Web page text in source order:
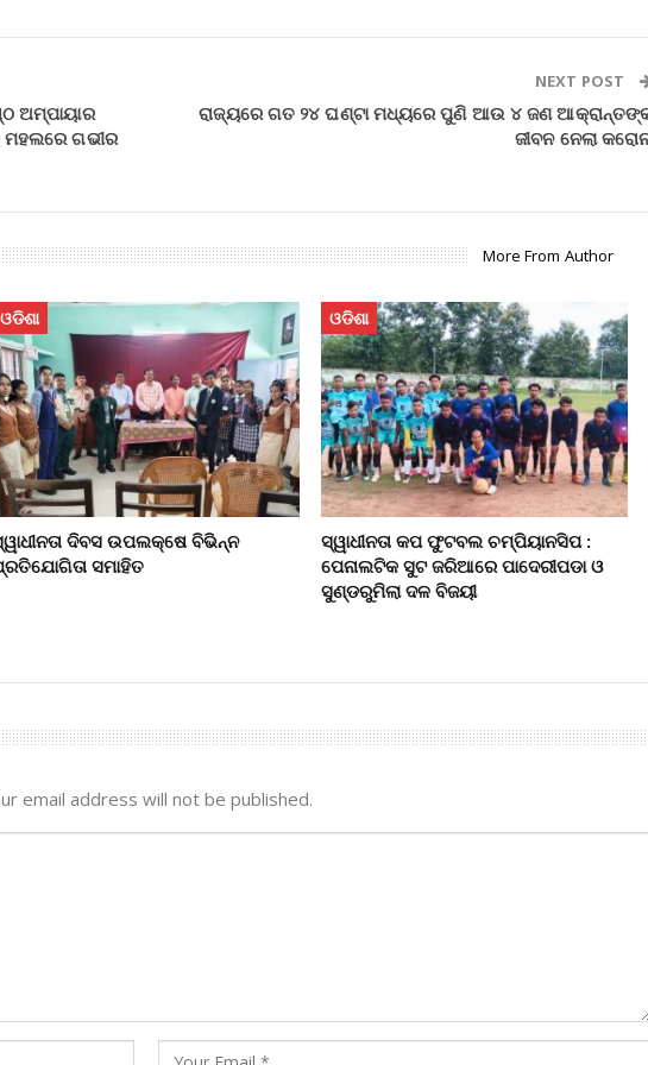
ଅମ୍ପାୟାର
ମହଲରେ ଗଭୀର
NEXT POST
ରାଜ୍ୟରେ ଗତ ୨୪ ଘଣ୍ଟା ମଧ୍ୟରେ ପୁଣି ଆଉ ୪ ଜଣ
ଜୀବନ ନେଲା
More From Author
ଓଡିଶା
ଦିବସ ଉପଲକ୍ଷେ ବିଭିନ୍ନ
ସମାହିତ
ଓଡିଶା
ସ୍ୱାଧୀନତା କପ ଫୁଟବଲ ଚମ୍ପିୟାନସିପ :
ପେନାଲଟିକ ସୁଟ ଜରିଆରେ ପାଦେରୀପଡା ଓ
ସୁଣ୍ଡରୁମିଲା ଦଳ ବିଜୟୀ
email address will not be published.